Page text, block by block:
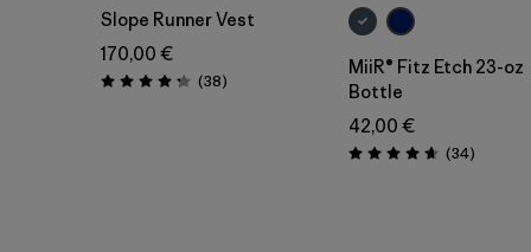
Slope Runner Vest
170,00 €
Bewertung: 4.3 / 5
(38Rezensionen
)
MiiR® Fitz Etch 23-oz
Bottle
42,00 €
Bewertung: 4.7 / 5
(34)